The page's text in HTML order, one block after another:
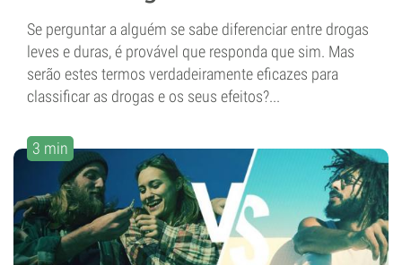
Se perguntar a alguém se sabe diferenciar entre drogas
leves e duras, é provável que responda que sim. Mas
serão estes termos verdadeiramente eficazes para
classificar as drogas e os seus efeitos?...
3 min